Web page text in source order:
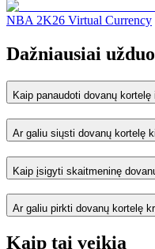
NBA 2K26 Virtual Currency
Dažniausiai
Kaip panaudoti dovanų kortelę
Ar galiu siųsti dovanų kortelę
Kaip įsigyti skaitmeninę
Ar galiu pirkti dovanų kortelę
Kaip tai veikia